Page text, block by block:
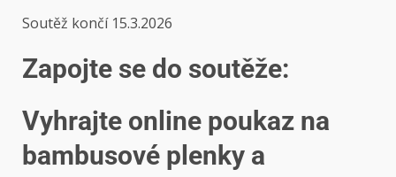
Soutěž končí 15.3.2026
Zapojte se do soutěže:
Vyhrajte online poukaz na
bambusové plenky a